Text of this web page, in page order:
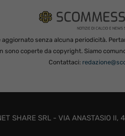
senza alcuna periodicità.
sono coperte da copyright. Siamo
Contattaci:
SHARE SRL - VIA ANASTASIO